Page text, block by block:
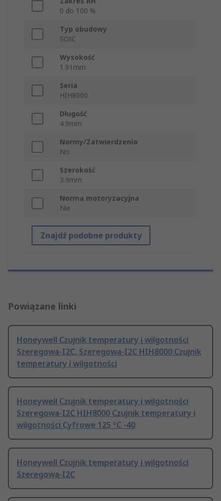
0 do 100 %
Typ obudowy
SOIC
Wysokość
1.91mm
Seria
HIH8000
Długość
4.9mm
Normy/Zatwierdzenia
No
Szerokość
3.9mm
Norma motoryzacyjna
Nie
Znajdź podobne produkty
Powiązane linki
Honeywell Czujnik temperatury i wilgotności
Szeregowa-I2C, Szeregowa-I2C HIH8000 Czujnik
temperatury i wilgotności
Honeywell Czujnik temperatury i wilgotności
Szeregowa-I2C HIH8000 Czujnik temperatury i
wilgotności Cyfrowe 125 °C -40
Honeywell Czujnik temperatury i wilgotności
Szeregowa-I2C